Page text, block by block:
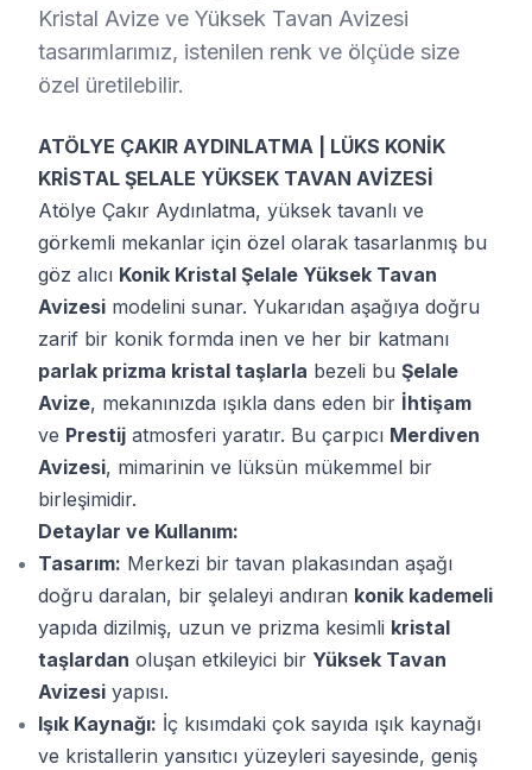
Kristal Avize ve Yüksek Tavan Avizesi
tasarımlarımız, istenilen renk ve ölçüde size
özel üretilebilir.
ATÖLYE ÇAKIR AYDINLATMA | LÜKS KONİK
KRİSTAL ŞELALE YÜKSEK TAVAN AVİZESİ
Atölye Çakır Aydınlatma, yüksek tavanlı ve
görkemli mekanlar için özel olarak tasarlanmış bu
göz alıcı Konik Kristal Şelale Yüksek Tavan
Avizesi modelini sunar. Yukarıdan aşağıya doğru
zarif bir konik formda inen ve her bir katmanı
parlak prizma kristal taşlarla bezeli bu Şelale
Avize, mekanınızda ışıkla dans eden bir İhtişam
ve Prestij atmosferi yaratır. Bu çarpıcı Merdiven
Avizesi, mimarinin ve lüksün mükemmel bir
birleşimidir.
Detaylar ve Kullanım:
Tasarım: Merkezi bir tavan plakasından aşağı
doğru daralan, bir şelaleyi andıran konik kademeli
yapıda dizilmiş, uzun ve prizma kesimli kristal
taşlardan oluşan etkileyici bir Yüksek Tavan
Avizesi yapısı.
Işık Kaynağı: İç kısımdaki çok sayıda ışık kaynağı
ve kristallerin yansıtıcı yüzeyleri sayesinde, geniş